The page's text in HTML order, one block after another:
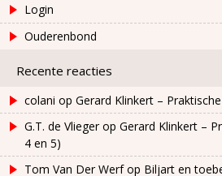
Login
Ouderenbond
Recente reacties
colani op Gerard Klinkert –
G.T. de Vliegerop Gerard Klinkert –
4 en 5)
Tom Van Der Werfop Biljart en